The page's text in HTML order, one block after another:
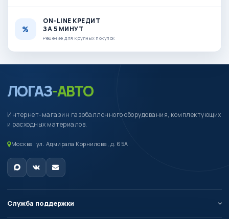
ON-LINE КРЕДИТ
ЗА 5 МИНУТ
Решение для крупных покупок
ЛОГАЗ-АВТО
Интернет-магазин газобаллонного оборудования, комплектующих
и расходных материалов.
Москва, ул. Адмирала Корнилова, д. 65А
Служба поддержки